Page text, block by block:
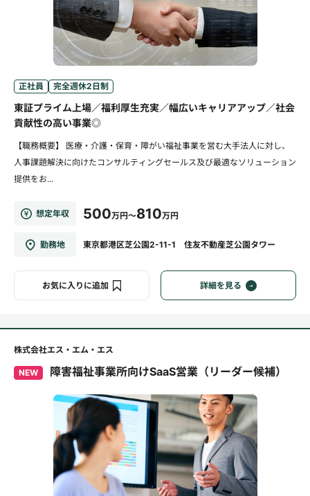
正社員 完全週休2日制
東証プライム上場／福利厚生充実／幅広いキャリアアップ／社会
貢献性の高い事業◎
【職務概要】 医療・介護・保育・障がい福祉事業を営む大手法人に対し、
人事課題解決に向けたコンサルティングセールス及び最適なソリューション
提供をお...
想定年収 500万円～810万円
勤務地 東京都港区芝公園2-11-1 住友不動産芝公園タワー
お気に入りに追加 詳細を見る
株式会社エス・エム・エス
NEW 障害福祉事業所向けSaaS営業（リーダー候補）